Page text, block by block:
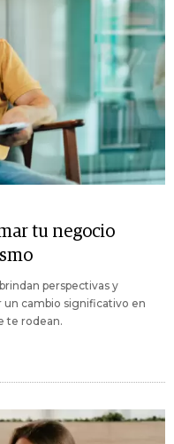
tu negocio
perspectivas y
un cambio significativo en
te rodean.